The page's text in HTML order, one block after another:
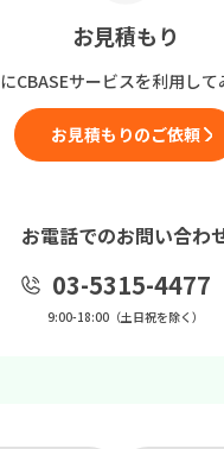
お見積もり
CBASEサービスを利用して
お見積もりのご依頼
お電話でのお問い合わ
03-5315-4477
9:00-18:00（土日祝を除く）